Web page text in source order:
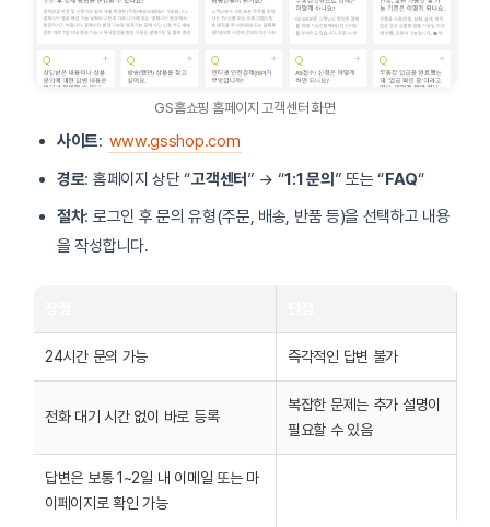
GS홈쇼핑 홈페이지 고객센터 화면
사이트: www.gsshop.com
경로: 홈페이지 상단 “고객센터 ” → “1:1 문의 ” 또는 “FAQ“
절차: 로그인 후 문의 유형(주문, 배송, 반품 등)을 선택하고 내용
을 작성합니다.
24시간 문의 가능 즉각적인 답변 불가
전화 대기 시간 없이 바로 등록
복잡한 문제는 추가 설명이
필요할 수 있음
답변은 보통 1~2일 내 이메일 또는 마
이페이지로 확인 가능